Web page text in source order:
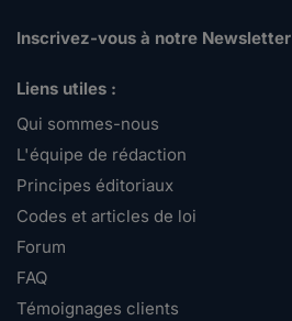
Inscrivez-vous à notre Newsletter
Liens utiles :
Qui sommes-nous
L'équipe de rédaction
Principes éditoriaux
Codes et articles de loi
Forum
FAQ
Témoignages clients